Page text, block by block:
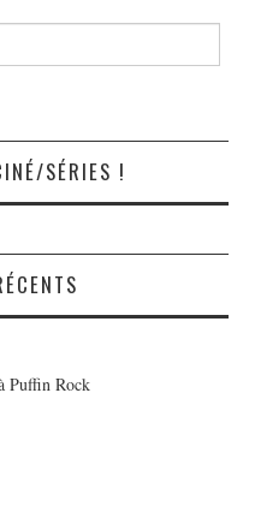
SÉRIES !
Puffin Rock